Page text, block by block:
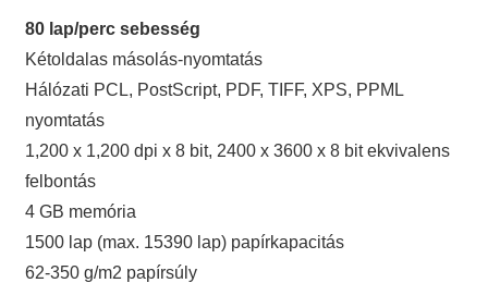
80 lap/perc sebesség
Kétoldalas másolás-nyomtatás
Hálózati PCL, PostScript, PDF, TIFF, XPS, PPML
nyomtatás
1,200 x 1,200 dpi x 8 bit, 2400 x 3600 x 8 bit ekvivalens
felbontás
4 GB memória
1500 lap (max. 15390 lap) papírkapacitás
62-350 g/m2 papírsúly